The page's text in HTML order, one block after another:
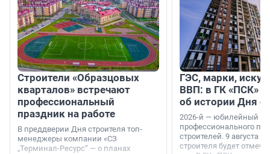
Строители «Образцовых
кварталов» встречают
профессиональный
праздник на работе
В преддверии Дня строителя топ-
менеджеры компании «СЗ
„Терминал-Ресурс“ — о планах
ГЭС, марки,
ВВП: в ГК «ПСК»
об истории Дня
2026-й — юбилейный
профессионального
строителей. 9 августа
строителя будет